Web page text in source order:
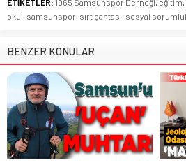
okul samsunspor sırt çantası sosyal
BENZER KONULAR